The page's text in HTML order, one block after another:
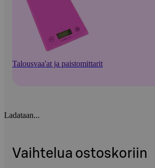
Talousvaa'at ja paistomittarit
Ladataan...
Vaihtelua ostoskoriin